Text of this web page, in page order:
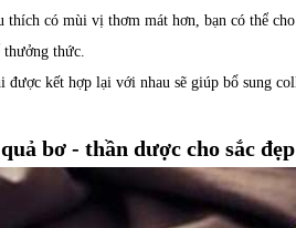
thích có mùi vị thơm mát hơn, bạn có thể
thức.
được kết hợp lại với nhau sẽ giúp bổ sung
bơ - thần dược cho sắc